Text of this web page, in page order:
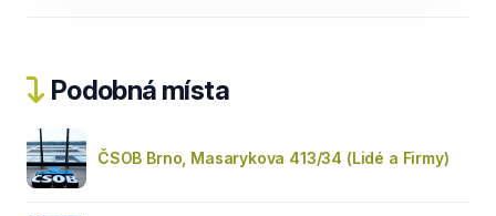
Podobná místa
ČSOB Brno, Masarykova 413/34 (Lidé a Firmy)